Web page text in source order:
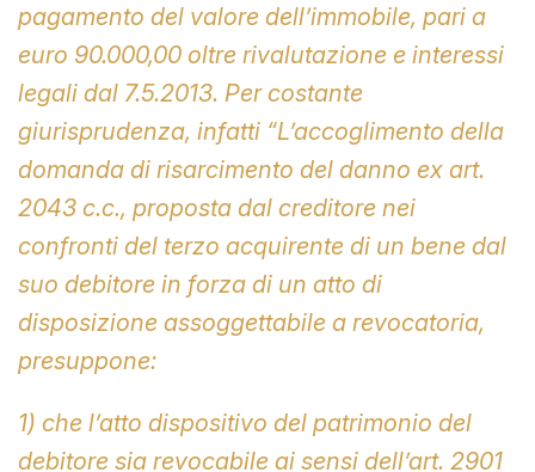
pagamento del valore dell’immobile, pari a
euro 90.000,00 oltre rivalutazione e interessi
legali dal 7.5.2013. Per costante
giurisprudenza, infatti “L’accoglimento della
domanda di risarcimento del danno ex art.
2043 c.c., proposta dal creditore nei
confronti del terzo acquirente di un bene dal
suo debitore in forza di un atto di
disposizione assoggettabile a revocatoria,
presuppone:
1) che l’atto dispositivo del patrimonio del
debitore sia revocabile ai sensi dell’art. 2901